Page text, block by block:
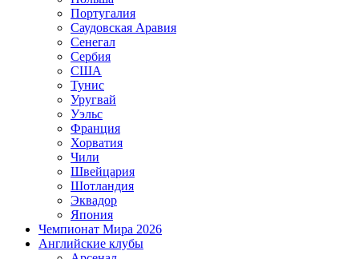
Португалия
Саудовская Аравия
Сенегал
Сербия
США
Тунис
Уругвай
Уэльс
Франция
Хорватия
Чили
Швейцария
Шотландия
Эквадор
Япония
Чемпионат Мира 2026
Английские клубы